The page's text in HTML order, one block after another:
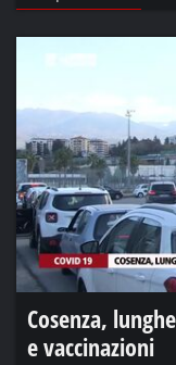
Cosenza,
e vaccinazioni